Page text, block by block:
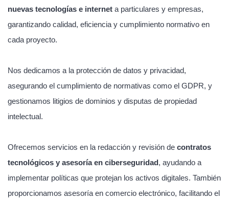
nuevas tecnologías e internet a particulares y empresas,
garantizando calidad, eficiencia y cumplimiento normativo en
cada proyecto.
Nos dedicamos a la protección de datos y privacidad,
asegurando el cumplimiento de normativas como el GDPR, y
gestionamos litigios de dominios y disputas de propiedad
intelectual.
Ofrecemos servicios en la redacción y revisión de contratos
tecnológicos y asesoría en ciberseguridad, ayudando a
implementar políticas que protejan los activos digitales. También
proporcionamos asesoría en comercio electrónico, facilitando el